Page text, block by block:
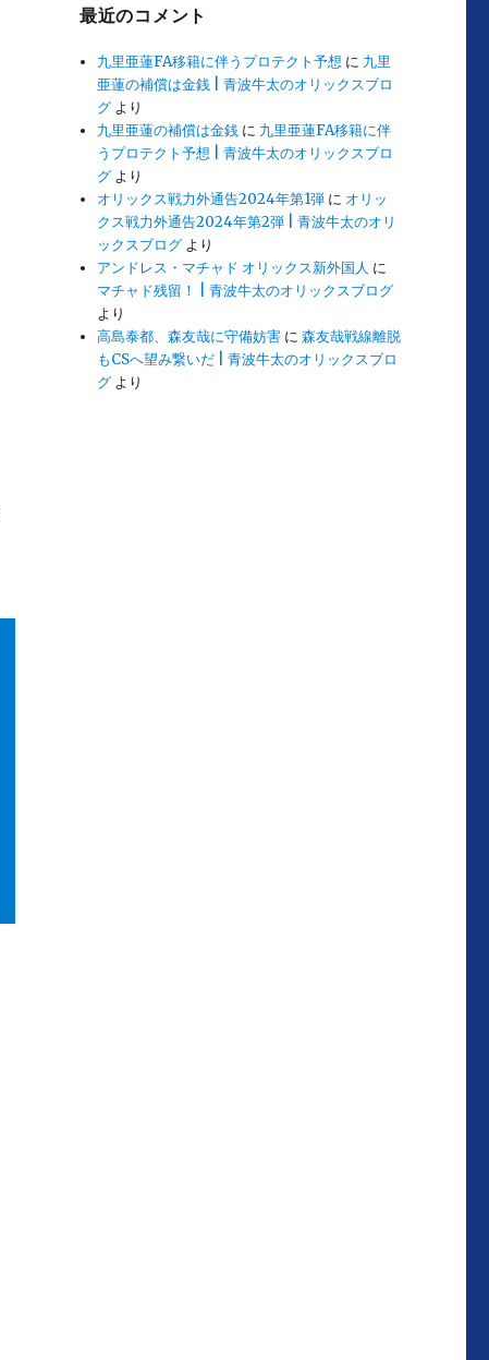
最近のコメント
九里亜蓮FA移籍に伴うプロテクト予想 に 九里
亜蓮の補償は金銭 | 青波牛太のオリックスブロ
グ より
九里亜蓮の補償は金銭 に 九里亜蓮FA移籍に伴
うプロテクト予想 | 青波牛太のオリックスブロ
グ より
オリックス戦力外通告2024年第1弾 に オリッ
クス戦力外通告2024年第2弾 | 青波牛太のオリ
ックスブログ より
アンドレス・マチャド オリックス新外国人 に
マチャド残留！ | 青波牛太のオリックスブログ
より
高島泰都、森友哉に守備妨害 に森友哉戦線離脱
もCSへ望み繋いだ | 青波牛太のオリックスブロ
グ より